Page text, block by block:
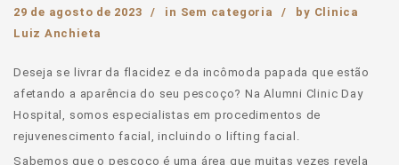
29 de agosto de 2023 in Sem categoria by Clinica
Luiz Anchieta
Deseja se livrar da flacidez e da incômoda papada que estão
afetando a aparência do seu pescoço? Na Alumni Clinic Day
Hospital, somos especialistas em procedimentos de
rejuvenescimento facial, incluindo o lifting facial.
Sabemos que o pescoço é uma área que muitas vezes revela